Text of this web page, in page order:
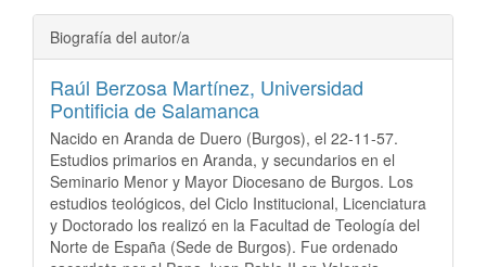
Biografía del autor/a
Raúl Berzosa Martínez, Universidad
Pontificia de Salamanca
Nacido en Aranda de Duero (Burgos), el 22-11-57.
Estudios primarios en Aranda, y secundarios en el
Seminario Menor y Mayor Diocesano de Burgos. Los
estudios teológicos, del Ciclo Institucional, Licenciatura
y Doctorado los realizó en la Facultad de Teología del
Norte de España (Sede de Burgos). Fue ordenado